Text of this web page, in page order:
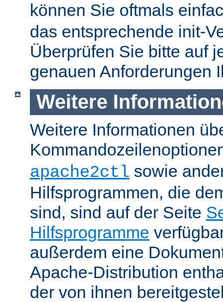
können Sie oftmals
das entsprechende init-
Überprüfen Sie bitte auf
genauen Anforderungen
Weitere
Weitere Informationen
apache2ctl sowie
Hilfsprogrammen, die
sind, sind auf der Seite
Hilfsprogramme
außerdem eine
Apache-Distribution
der von ihnen